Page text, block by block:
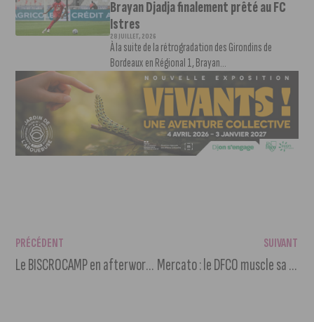
Brayan Djadja finalement prêté au FC
Istres
28 JUILLET, 2026
À la suite de la rétrogradation des Girondins de
Bordeaux en Régional 1, Brayan...
PRÉCÉDENT
Le BISCROCAMP en afterwork à Valmy
SUIVANT
Mercato : le DFCO muscle sa défense avec l’arrivée d’Ismaïl Bouleghcha